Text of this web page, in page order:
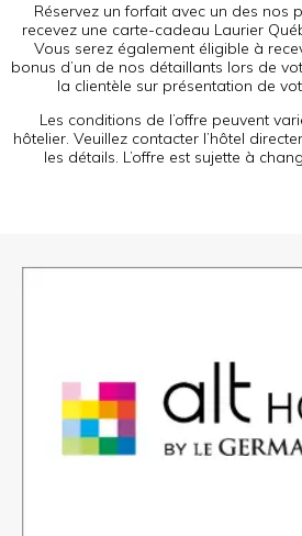
Réservez un forfait avec un des nos
recevez une carte-cadeau Laurier
Vous serez également éligible à
bonus d’un de nos détaillants lors de
la clientèle sur présentation de
Les conditions de l’offre peuvent
hôtelier. Veuillez contacter l’hôtel
les détails. L’offre est sujette à